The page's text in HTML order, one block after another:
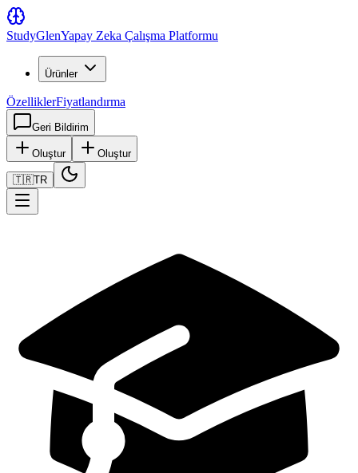
StudyGlenYapay Zeka Çalışma Platformu
Ürünler
ÖzelliklerFiyatlandırma
Geri Bildirim
Oluştur Oluştur
🇹🇷TR